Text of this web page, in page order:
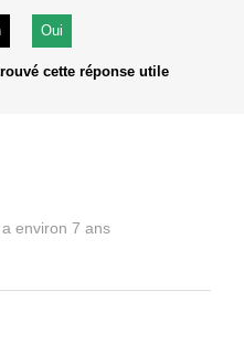
Oui
cette réponse utile
a environ 7 ans